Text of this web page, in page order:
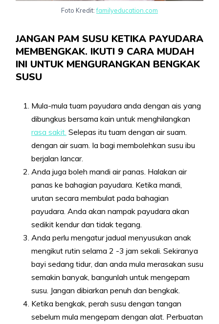
Foto Kredit:familyeducation.com
JANGAN PAM SUSU KETIKA PAYUDARA
MEMBENGKAK. IKUTI 9 CARA MUDAH
INI UNTUK MENGURANGKAN BENGKAK
SUSU
Mula-mula tuam payudara anda dengan ais yang
dibungkus bersama kain untuk menghilangkan
rasa sakit. Selepas itu tuam dengan air suam.
dengan air suam. Ia bagi membolehkan susu ibu
berjalan lancar.
Anda juga boleh mandi air panas. Halakan air
panas ke bahagian payudara. Ketika mandi,
urutan secara membulat pada bahagian
payudara. Anda akan nampak payudara akan
sedikit kendur dan tidak tegang.
Anda perlu mengatur jadual menyusukan anak
mengikut rutin selama 2 -3 jam sekali. Sekiranya
bayi sedang tidur, dan anda mula merasakan susu
semakin banyak, bangunlah untuk mengepam
susu. Jangan dibiarkan penuh dan bengkak.
Ketika bengkak, perah susu dengan tangan
sebelum mula mengepam dengan alat. Perbuatan